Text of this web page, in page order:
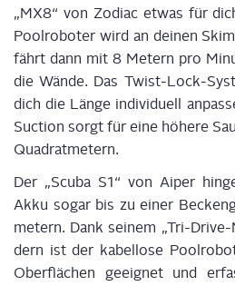
„MX8“ von Zodiac etwas für
Pool­ro­bo­ter wird an dei­nen
fährt dann mit 8 Metern pro
die Wän­de. Das Twist-Lock-
dich die Län­ge indi­vi­du­ell
Suc­tion sorgt für eine höhe­re
Quadratmetern.
Der „Scu­ba S1“ von Aiper
Akku sogar bis zu einer
me­tern. Dank sei­nem „Tri-
dern ist der kabel­lo­se
Ober­flä­chen geeig­net und